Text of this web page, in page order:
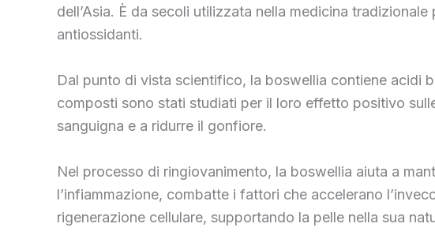
dell’Asia. È da secoli utilizzata nella medicina
antiossidanti.
Dal punto di vista scientifico, la boswellia contiene acidi
composti sono stati studiati per il loro effetto positivo
sanguigna e a ridurre il gonfiore.
Nel processo di ringiovanimento, la boswellia aiuta a
l’infiammazione, combatte i fattori che accelerano
rigenerazione cellulare, supportando la pelle nella sua